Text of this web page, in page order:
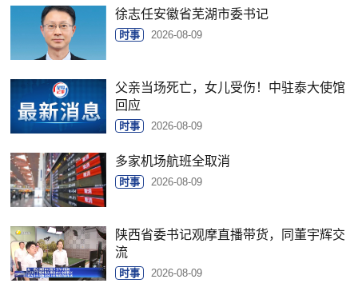
徐志任安徽省芜湖市委书记
时事 2026-08-09
父亲当场死亡，女儿受伤！中驻泰大使馆
回应
时事 2026-08-09
多家机场航班全取消
时事 2026-08-09
陕西省委书记观摩直播带货，同董宇辉交
流
时事 2026-08-09